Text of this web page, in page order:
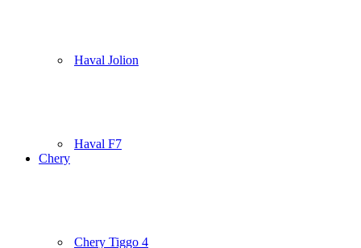
Haval Jolion
Haval F7
Chery
Chery Tiggo 4